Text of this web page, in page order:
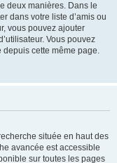
deux manières. Dans le
dans votre liste d’amis ou
vous pouvez ajouter
Vous pouvez
cette même page.
située en haut des
avancée est accessible
sur toutes les pages